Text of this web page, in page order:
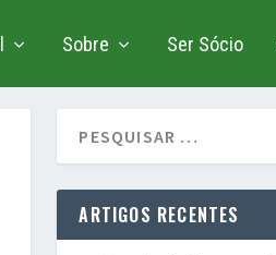
Sobre Ser Sócio
ARTIGOS RECENTES